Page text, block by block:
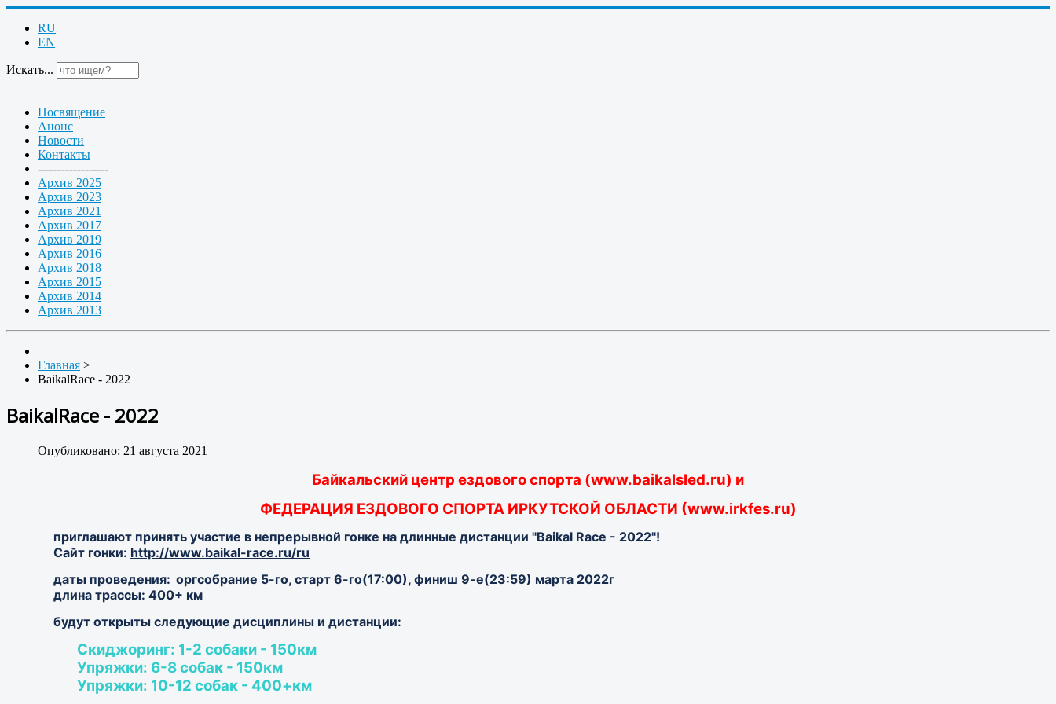
RU
EN
Искать...
Посвящение
Анонс
Новости
Контакты
------------------
Архив 2025
Архив 2023
Архив 2021
Архив 2017
Архив 2019
Архив 2016
Архив 2018
Архив 2015
Архив 2014
Архив 2013
Главная >
BaikalRace - 2022
BaikalRace - 2022
Опубликовано: 21 августа 2021
Байкальский центр ездового спорта (www.baikalsled.ru) и
ФЕДЕРАЦИЯ ЕЗДОВОГО СПОРТА ИРКУТСКОЙ ОБЛАСТИ (www.irkfes.ru)
приглашают принять участие в непрерывной гонке на длинные дистанции "Baikal Race - 2022"!
Сайт гонки: http://www.baikal-race.ru/ru
даты проведения: оргсобрание 5-го, старт 6-го(17:00), финиш 9-е(23:59) марта 2022г
длина трассы: 400+ км
будут открыты следующие дисциплины и дистанции:
Скиджоринг: 1-2 собаки - 150км
Упряжки: 6-8 собак - 150км
Упряжки: 10-12 собак - 400+км